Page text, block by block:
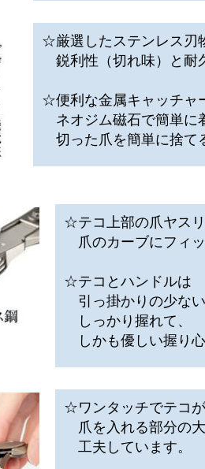
☆厳選したステンレス刃
鋭利性（切れ味）と耐
☆便利な金属キャッチャ
ネオジム磁石で簡単に
切った爪を簡単に捨て
☆テコ上部の爪ヤス
爪のカーブにフィ
☆テコとハンドルは
引っ掛かりの少な
しっかり握れて、
しかも優しい握り
☆ワンタッチでテコ
爪を入れる部分の
工夫しています。